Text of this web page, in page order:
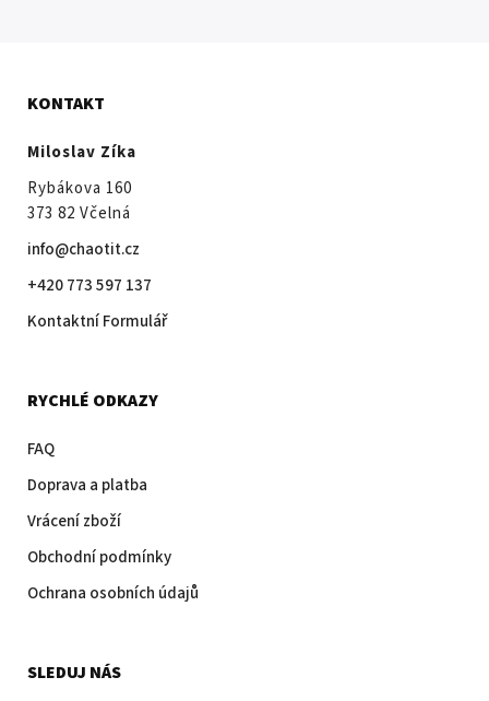
KONTAKT
Miloslav Zíka
Rybákova 160
373 82 Včelná
info@chaotit.cz
+420 773 597 137
Kontaktní Formulář
RYCHLÉ ODKAZY
FAQ
Doprava a platba
Vrácení zboží
Obchodní podmínky
Ochrana osobních údajů
SLEDUJ NÁS